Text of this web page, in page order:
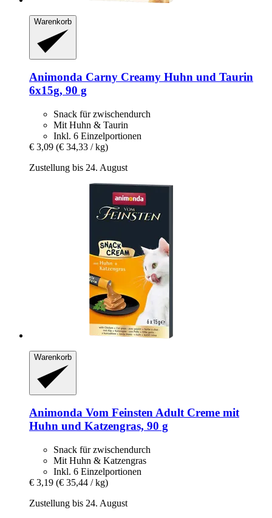
Warenkorb
Animonda Carny Creamy Huhn und Taurin
6x15g, 90 g
Snack für zwischendurch
Mit Huhn & Taurin
Inkl. 6 Einzelportionen
€ 3,09 (€ 34,33 / kg)
Zustellung bis 24. August
Warenkorb
Animonda Vom Feinsten Adult Creme mit
Huhn und Katzengras, 90 g
Snack für zwischendurch
Mit Huhn & Katzengras
Inkl. 6 Einzelportionen
€ 3,19 (€ 35,44 / kg)
Zustellung bis 24. August